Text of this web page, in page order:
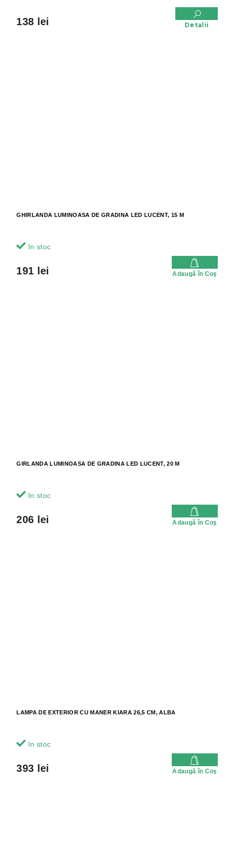
138 lei Detalii
GHIRLANDA LUMINOASA DE GRADINA LED LUCENT, 15 M
In stoc
191 lei Adaugă în Coş
GIRLANDA LUMINOASA DE GRADINA LED LUCENT, 20 M
In stoc
206 lei Adaugă în Coş
LAMPA DE EXTERIOR CU MANER KIARA 26,5 CM, ALBA
In stoc
393 lei Adaugă în Coş